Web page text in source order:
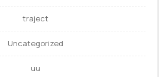
traject
Uncategorized
uu